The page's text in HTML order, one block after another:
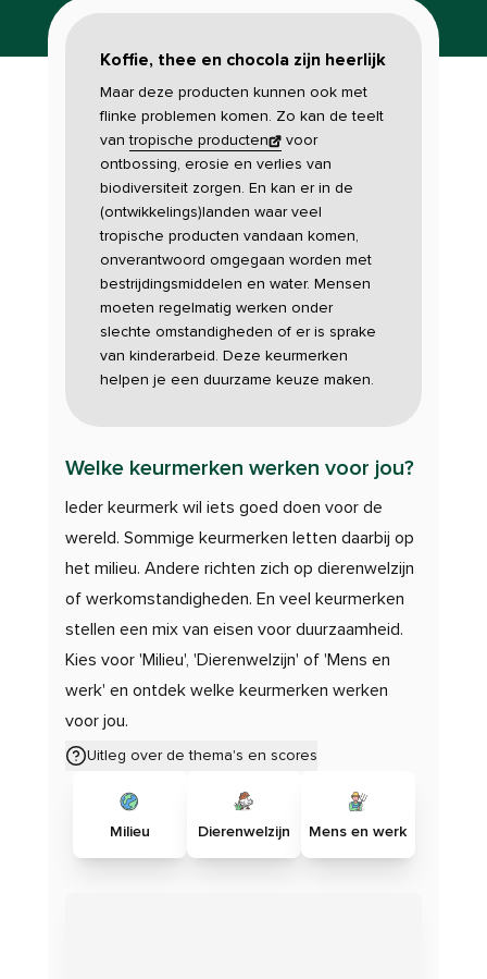
Koffie, thee en chocola zijn heerlijk
Maar deze producten kunnen ook met
flinke problemen komen. Zo kan de teelt
vantropische producten
voor
ontbossing, erosie en verlies van
biodiversiteit zorgen. En kan er in de
(ontwikkelings)landen waar veel
tropische producten vandaan komen,
onverantwoord omgegaan worden met
bestrijdingsmiddelen en water. Mensen
moeten regelmatig werken onder
slechte omstandigheden of er is sprake
van kinderarbeid. Deze keurmerken
helpen je een duurzame keuze maken.
Welke keurmerken werken voor jou?
Ieder keurmerk wil iets goed doen voor de
wereld. Sommige keurmerken letten daarbij op
het milieu. Andere richten zich op dierenwelzijn
of werkomstandigheden. En veel keurmerken
stellen een mix van eisen voor duurzaamheid.
Kies voor 'Milieu', 'Dierenwelzijn' of 'Mens en
werk' en ontdek welke keurmerken werken
voor jou.
Uitleg over de thema's en scores
Milieu Dierenwelzijn Mens en werk